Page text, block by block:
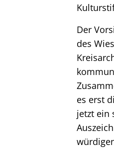
Der
des
es erst
jetzt ein